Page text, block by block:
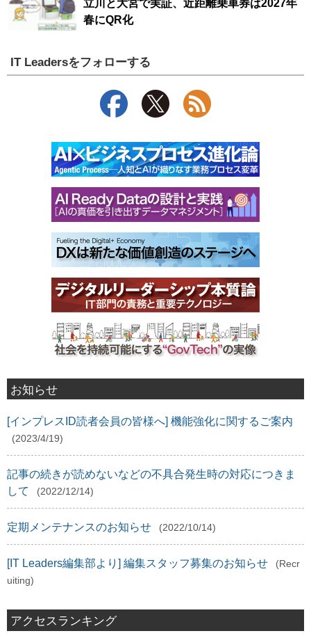
立川と大宮で実証、近距離乗車券は2027年
春にQR化
IT Leadersをフォローする
お知らせ
[インプレスID読者会員の皆様へ] 機能強化に関するご案内
(2023/4/19)
記事の続きが読めないなどの不具合発生時の対応につきま
して
(2022/12/14)
定期メンテナンスのお知らせ (2022/10/14)
[IT Leaders編集部より] 編集スタッフ募集のお知らせ
(Recr
uiting)
アクセスランキング